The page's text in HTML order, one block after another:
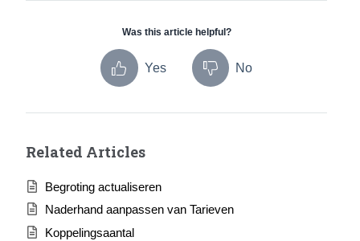
Was this article helpful?
Yes No
Related Articles
Begroting actualiseren
Naderhand aanpassen van Tarieven
Koppelingsaantal